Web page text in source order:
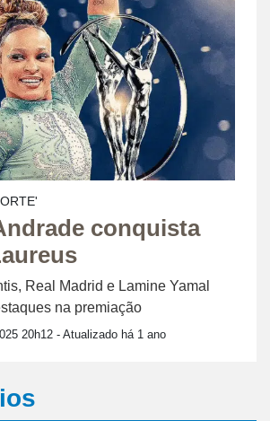
conquista
Real Madrid e Lamine Yamal
na premiação
20h12 - Atualizado há 1 ano